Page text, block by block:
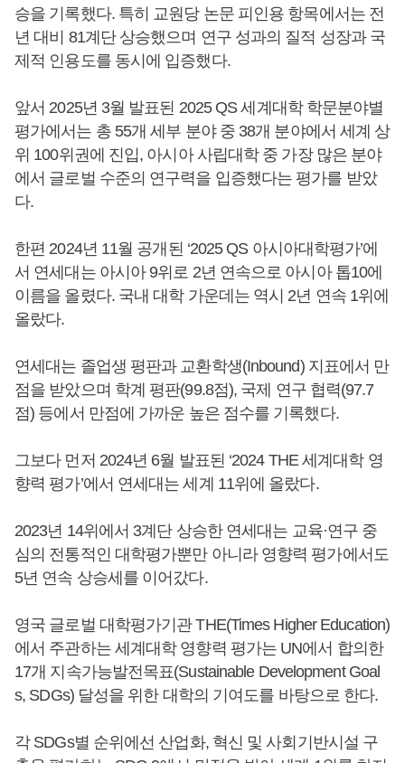
승을 기록했다. 특히 교원당 논문 피인용 항목에서는 전
년 대비 81계단 상승했으며 연구 성과의 질적 성장과 국
제적 인용도를 동시에 입증했다.
앞서 2025년 3월 발표된 2025 QS 세계대학 학문분야별
평가에서는 총 55개 세부 분야 중 38개 분야에서 세계 상
위 100위권에 진입, 아시아 사립대학 중 가장 많은 분야
에서 글로벌 수준의 연구력을 입증했다는 평가를 받았
다.
한편 2024년 11월 공개된 ‘2025 QS 아시아대학평가’에
서 연세대는 아시아 9위로 2년 연속으로 아시아 톱10에
이름을 올렸다. 국내 대학 가운데는 역시 2년 연속 1위에
올랐다.
연세대는 졸업생 평판과 교환학생(Inbound) 지표에서 만
점을 받았으며 학계 평판(99.8점), 국제 연구 협력(97.7
점) 등에서 만점에 가까운 높은 점수를 기록했다.
그보다 먼저 2024년 6월 발표된 ‘2024 THE 세계대학 영
향력 평가’에서 연세대는 세계 11위에 올랐다.
2023년 14위에서 3계단 상승한 연세대는 교육·연구 중
심의 전통적인 대학평가뿐만 아니라 영향력 평가에서도
5년 연속 상승세를 이어갔다.
영국 글로벌 대학평가기관 THE(Times Higher Education)
에서 주관하는 세계대학 영향력 평가는 UN에서 합의한
17개 지속가능발전목표(Sustainable Development Goal
s, SDGs) 달성을 위한 대학의 기여도를 바탕으로 한다.
각 SDGs별 순위에선 산업화, 혁신 및 사회기반시설 구